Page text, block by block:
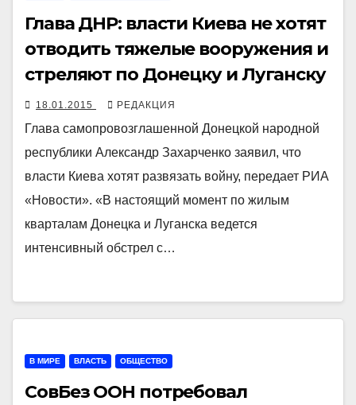
Глава ДНР: власти Киева не хотят
отводить тяжелые вооружения и
стреляют по Донецку и Луганску
18.01.2015 РЕДАКЦИЯ
Глава самопровозглашенной Донецкой народной
республики Александр Захарченко заявил, что
власти Киева хотят развязать войну, передает РИА
«Новости». «В настоящий момент по жилым
кварталам Донецка и Луганска ведется
интенсивный обстрел с…
В МИРЕ ВЛАСТЬ ОБЩЕСТВО
СовБез ООН потребовал